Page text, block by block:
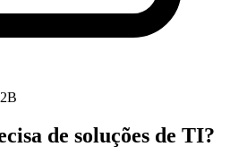
de soluções de TI?